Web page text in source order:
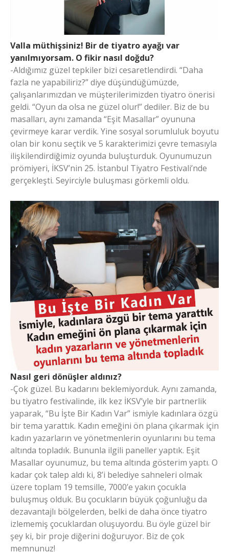
Valla müthişsiniz! Bir de tiyatro ayağı var
yanılmıyorsam. O fikir nasıl doğdu?
-Aldığımız güzel tepkiler bizi cesaretlendirdi. “Daha
fazla ne yapabiliriz?” diye düşündüğümüzde,
çalışanlarımızdan ve müşterilerimizden tiyatro önerisi
geldi. “Oyun da olsa ne güzel olur!” dediler. Biz de bu
masalları, aynı zamanda “Eşit Masallar” oyununa
çevirmeye karar verdik. Yine sosyal sorumluluk boyutu
olan bir konu seçtik ve 5 karakterimizi çevre temasıyla
ilişkilendirdiğimiz oyunda buluşturduk. Oyunumuzun
prömiyeri, İKSV’nin 25. İstanbul Tiyatro Festivali’nde
gerçekleşti. Seyirciyle buluşması görkemli oldu.
Nasıl geri dönüşler aldınız?
-Çok güzel. Bu kadarını beklemiyorduk. Aynı zamanda,
bu tiyatro festivalinde, ilk kez İKSV’yle bir partnerlik
yaparak, “Bu İşte Bir Kadın Var” ismiyle kadınlara özgü
bir tema yarattık. Kadın emeğini ön plana çıkarmak için
kadın yazarların ve yönetmenlerin oyunlarını bu tema
altında topladık. Bununla ilgili paneller yaptık. Eşit
Masallar oyunumuz, bu tema altında gösterim yaptı. O
kadar çok talep aldı ki, 8’i belediye sahneleri olmak
üzere toplam 19 temsille, 7000’e yakın çocukla
buluşmuş olduk. Bu çocukların büyük çoğunluğu da
dezavantajlı bölgelerden, belki de daha önce tiyatro
izlememiş çocuklardan oluşuyordu. Bu öyle güzel bir
şey ki, bir proje diğerini doğuruyor. Biz de çok
memnunuz!